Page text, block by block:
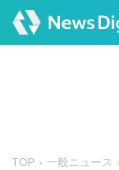
TOP 一般ニュース